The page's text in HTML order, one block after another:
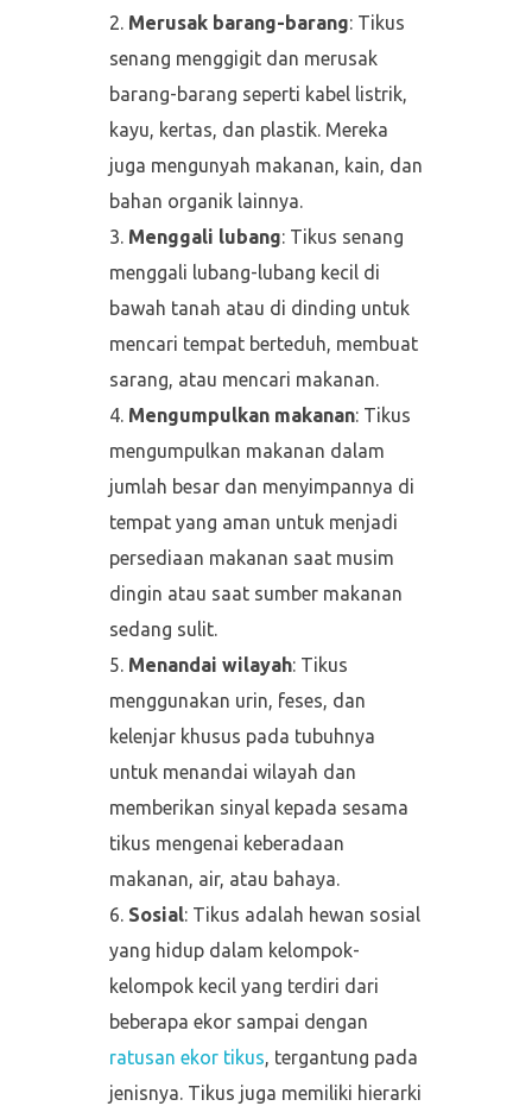
Merusak barang-barang: Tikus
senang menggigit dan merusak
barang-barang seperti kabel listrik,
kayu, kertas, dan plastik. Mereka
juga mengunyah makanan, kain, dan
bahan organik lainnya.
Menggali lubang: Tikus senang
menggali lubang-lubang kecil di
bawah tanah atau di dinding untuk
mencari tempat berteduh, membuat
sarang, atau mencari makanan.
Mengumpulkan makanan: Tikus
mengumpulkan makanan dalam
jumlah besar dan menyimpannya di
tempat yang aman untuk menjadi
persediaan makanan saat musim
dingin atau saat sumber makanan
sedang sulit.
Menandai wilayah: Tikus
menggunakan urin, feses, dan
kelenjar khusus pada tubuhnya
untuk menandai wilayah dan
memberikan sinyal kepada sesama
tikus mengenai keberadaan
makanan, air, atau bahaya.
Sosial: Tikus adalah hewan sosial
yang hidup dalam kelompok-
kelompok kecil yang terdiri dari
beberapa ekor sampai dengan
ratusan ekor tikus, tergantung pada
jenisnya. Tikus juga memiliki hierarki